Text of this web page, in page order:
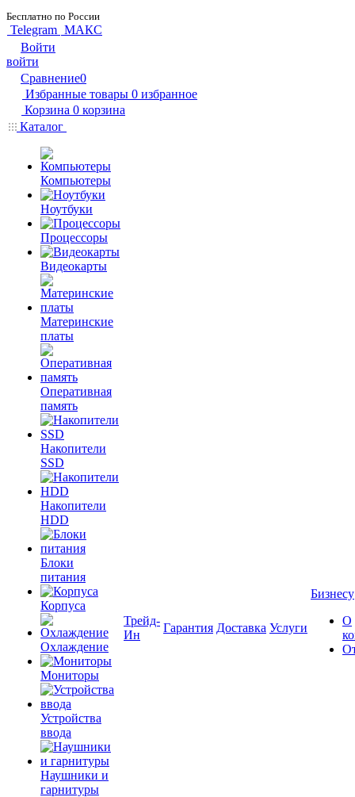
Бесплатно по России
Telegram МАКС
Войти
войти
Сравнение0
Избранные товары 0 избранное
Корзина 0 корзина
Каталог
Компьютеры
Ноутбуки
Процессоры
Видеокарты
Материнские
платы
Оперативная
память
Накопители
SSD
Накопители
HDD
Блоки
питания
Корпуса
Охлаждение
Мониторы
Устройства
ввода
Наушники и
гарнитуры
Трейд-
Ин
Гарантия Доставка Услуги
Бизнесу
О